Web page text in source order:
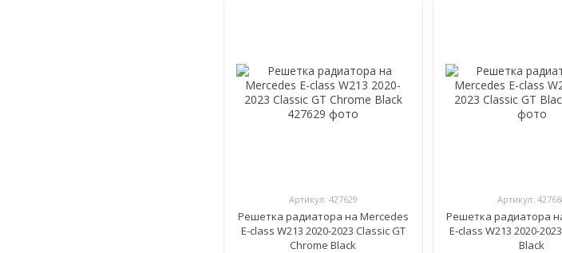
Артикул: 427629
Решетка радиатора на Mercedes
E-class W213 2020-2023 Classic GT
Chrome Black
Артикул:
Решетка радиатора
E-class W213 2020-
Black